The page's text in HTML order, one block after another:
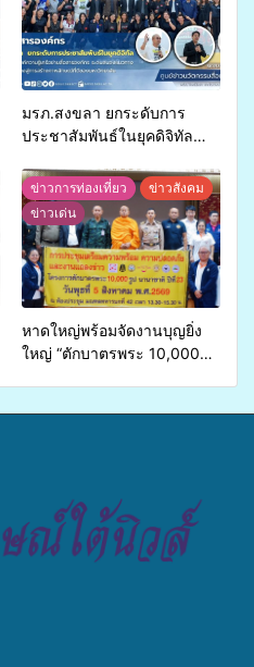
มรภ.สงขลา ยกระดับการ
ประชาสัมพันธ์ในยุคดิจิทัล
ข่ายสื่อสารองค์กร ระดมสมอง
วางแนวทางการทำงาน ปูทาง
สู่การสร้างภาพลักษณ์ที่ดีของ
มหาวิทยาลัย
ข่าวการท่องเที่ยว
ข่าวสังคม
ข่าวเด่น
หาดใหญ่พร้อมจัดงานบุญยิ่ง
ใหญ่ “ตักบาตรพระ 10,000